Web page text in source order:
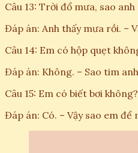
Câu 13: Trời đổ mưa, sao
Đáp án: Anh thấy mưa rồi. –
Câu 14: Em có hộp quẹt
Đáp án: Không. – Sao tim
Câu 15: Em có biết bơi không?
Đáp án: Có. – Vậy sao em